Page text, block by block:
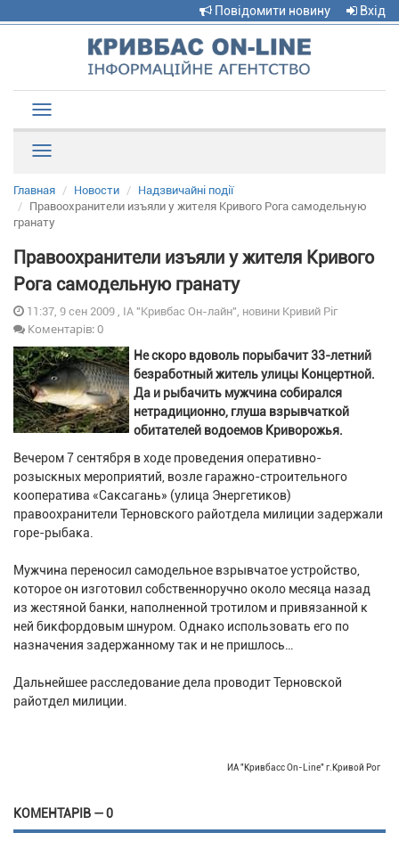
Повідомити новину Вхід
navigation
Главная Новости
Надзвичайні події
Правоохранители изъяли у жителя Кривого Рога самодельную
гранату
Правоохранители изъяли у жителя Кривого
Рога самодельную гранату
11:37, 9 сен 2009 , ІА "Кривбас Он-лайн", новини Кривий Ріг
Коментарів: 0
Не скоро вдоволь порыбачит 33-летний
безработный житель улицы Концертной.
Да и рыбачить мужчина собирался
нетрадиционно, глуша взрывчаткой
обитателей водоемов Криворожья.
Вечером 7 сентября в ходе проведения оперативно-
розыскных мероприятий, возле гаражно-строительного
кооператива «Саксагань» (улица Энергетиков)
правоохранители Терновского райотдела милиции задержали
горе-рыбака.
Мужчина переносил самодельное взрывчатое устройство,
которое он изготовил собственноручно около месяца назад
из жестяной банки, наполненной тротилом и привязанной к
ней бикфордовым шнуром. Однако использовать его по
назначения задержанному так и не пришлось…
Дальнейшее расследование дела проводит Терновской
райотдел милиции.
ИА "Кривбасс On-Line" г.Кривой Рог
КОМЕНТАРІВ — 0